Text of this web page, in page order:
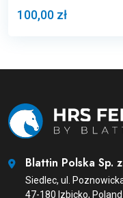
100,00 zł
Blattin Polska Sp.
Siedlec, ul.
47-180 Izbicko, Poland